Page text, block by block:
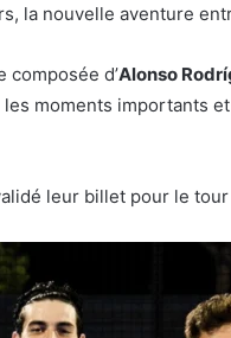
la nouvelle aventure
composée d’Alonso
moments importants
leur billet pour le